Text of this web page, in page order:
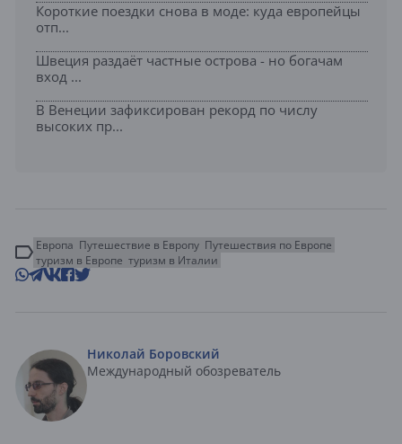
Короткие поездки снова в моде: куда европейцы
отп...
Швеция раздаёт частные острова - но богачам
вход ...
В Венеции зафиксирован рекорд по числу
высоких пр...
Европа Путешествие в Европу Путешествия по Европе
туризм в Европе туризм в Италии
Николай Боровский
Международный обозреватель